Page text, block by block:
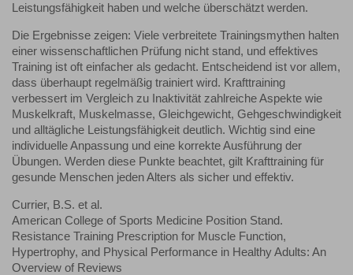
Leistungsfähigkeit haben und welche überschätzt werden.
Die Ergebnisse zeigen: Viele verbreitete Trainingsmythen halten
einer wissenschaftlichen Prüfung nicht stand, und effektives
Training ist oft einfacher als gedacht. Entscheidend ist vor allem,
dass überhaupt regelmäßig trainiert wird. Krafttraining
verbessert im Vergleich zu Inaktivität zahlreiche Aspekte wie
Muskelkraft, Muskelmasse, Gleichgewicht, Gehgeschwindigkeit
und alltägliche Leistungsfähigkeit deutlich. Wichtig sind eine
individuelle Anpassung und eine korrekte Ausführung der
Übungen. Werden diese Punkte beachtet, gilt Krafttraining für
gesunde Menschen jeden Alters als sicher und effektiv.
Currier, B.S. et al.
American College of Sports Medicine Position Stand.
Resistance Training Prescription for Muscle Function,
Hypertrophy, and Physical Performance in Healthy Adults: An
Overview of Reviews